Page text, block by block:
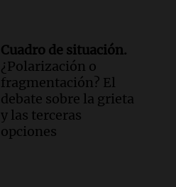
Cuadro de situación.
¿Polarización o
fragmentación? El
debate sobre la grieta
y las terceras
opciones